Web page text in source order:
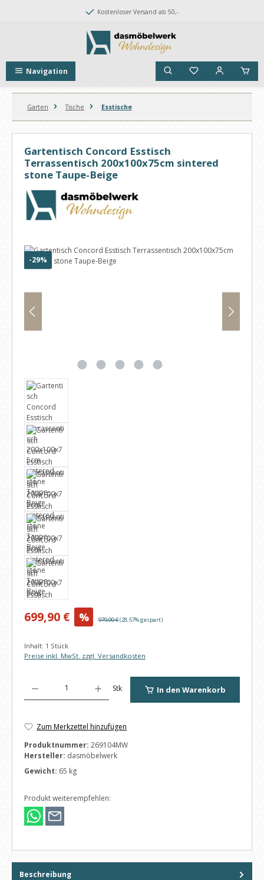
Zum Hauptinhalt springenKostenloser Versand ab 50,-
Navigation
Garten Tische Esstische
Gartentisch Concord Esstisch
Terrassentisch 200x100x75cm sintered
stone Taupe-Beige
Bildergalerie überspringen
-29% Rabatt
Verkaufspreis:
699,90 € % Regulärer Preis:
979,90 €(28.57% gespart)
Inhalt: 1 Stück
Preise inkl. MwSt. zzgl. Versandkosten
Stk In den Warenkorb
Zum Merkzettel hinzufügen
Produktnummer: 269104MW
Hersteller: dasmöbelwerk
Gewicht: 65 kg
Produkt weiterempfehlen:
Beschreibung